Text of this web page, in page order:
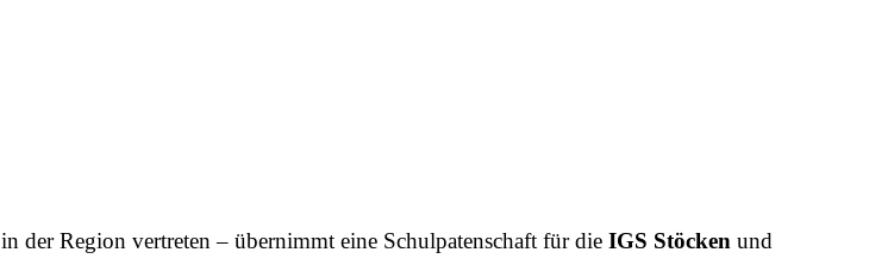
in der Region vertreten – übernimmt eine Schulpatenschaft für die IGS Stöcken und